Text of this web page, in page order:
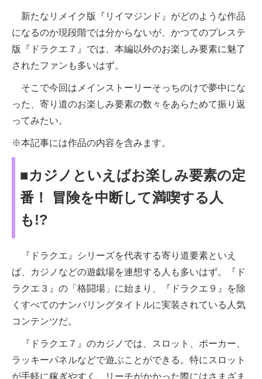
新たなリメイク版『リイマジンド』がどのような作品
になるのか現段階では分からないが、かつてのプレステ
版『ドラクエ７』では、本編以外のお楽しみ要素に魅了
されたファンも多いはず。
そこで今回はメインストーリーそっちのけで夢中にな
った、寄り道のお楽しみ要素の数々をあらためて振り返
ってみたい。
※本記事には作品の内容を含みます。
■カジノといえばお楽しみ要素の定
番！ 冒険を中断して満喫する人
も!?
『ドラクエ』シリーズを代表する寄り道要素といえ
ば、カジノなどの遊戯場を連想する人も多いはず。『ド
ラクエ３』の「格闘場」に始まり、『ドラクエ９』を除
くすべてのナンバリングタイトルに実装されている人気
コンテンツだ。
『ドラクエ７』のカジノでは、スロット、ポーカー、
ラッキーパネルなどで遊ぶことができる。特にスロット
が手軽に稼ぎやすく、リーチがかかった際にはさまざま